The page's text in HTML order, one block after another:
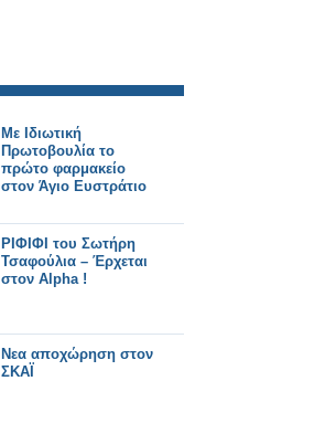
Με Ιδιωτική
Πρωτοβουλία το
πρώτο φαρμακείο
στον Άγιο Ευστράτιο
ΡΙΦΙΦΙ του Σωτήρη
Τσαφούλια – Έρχεται
στον Alpha !
Νεα αποχώρηση στον
ΣΚΑΪ